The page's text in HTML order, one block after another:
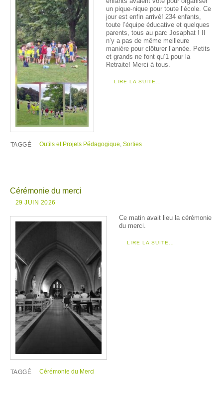
un pique-nique pour toute l’école. Ce
jour est enfin arrivé! 234 enfants,
toute l’équipe éducative et quelques
parents, tous au parc Josaphat ! Il
n’y a pas de même meilleure
manière pour clôturer l’année. Petits
et grands ne font qu’1 pour la
Retraite! Merci à tous.
LIRE LA SUITE…
TAGGÉ Outils et Projets Pédagogique,Sorties
Cérémonie du merci
29 JUIN 2026
Ce matin avait lieu la cérémonie
du merci.
LIRE LA SUITE…
TAGGÉ Cérémonie du Merci